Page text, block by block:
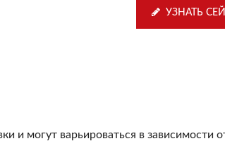
УЗНАТЬ
и могут варьироваться в зависимости